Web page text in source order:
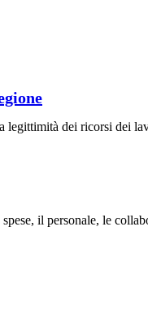
dei ricorsi dei
il personale, le